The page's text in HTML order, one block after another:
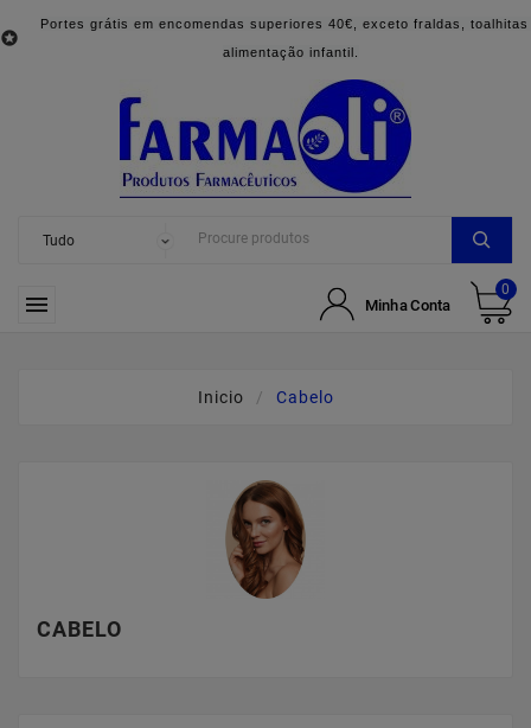

Portes grátis em encomendas superiores 40€, exceto fraldas, toalhitas
alimentação infantil.
 Minha Conta
0
Inicio Cabelo
CABELO